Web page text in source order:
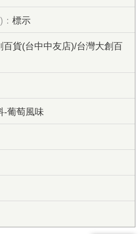
標示
百貨(台中中友店)/台灣大創百
-葡萄風味